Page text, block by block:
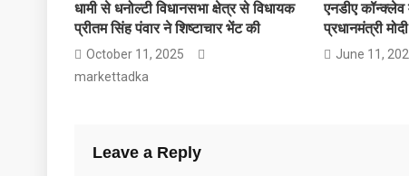
धामी से धनोल्टी विधानसभा क्षेत्र से विधायक
प्रीतम सिंह पंवार ने शिष्टाचार भेंट की
October 11, 2025
markettadka
एनडीए कॉन्क्लेव
प्रधानमंत्री
June 11,
Leave a Reply